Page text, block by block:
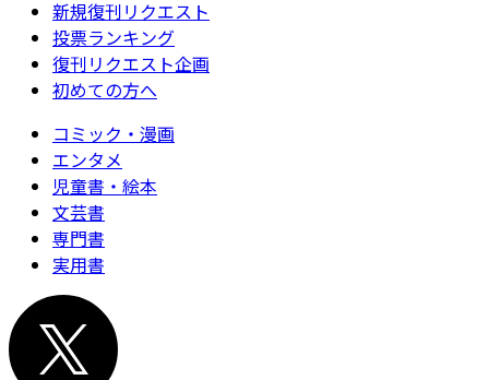
新規復刊リクエスト
投票ランキング
復刊リクエスト企画
初めての方へ
コミック・漫画
エンタメ
児童書・絵本
文芸書
専門書
実用書